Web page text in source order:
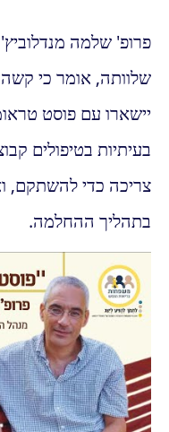
פרופ' שלמה
שלוותה, אומר כי
יישארו עם פוסט
בעיתיות בטיפולים
צריכה כדי להשתקם,
בתהליך ההחלמה.